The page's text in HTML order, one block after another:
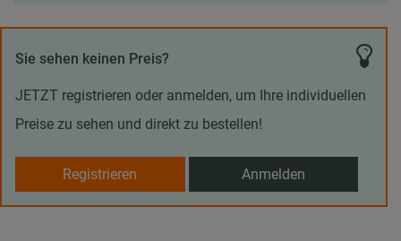
Sie sehen keinen Preis?
JETZT registrieren oder anmelden, um Ihre individuellen
Preise zu sehen und direkt zu bestellen!
Registrieren Anmelden